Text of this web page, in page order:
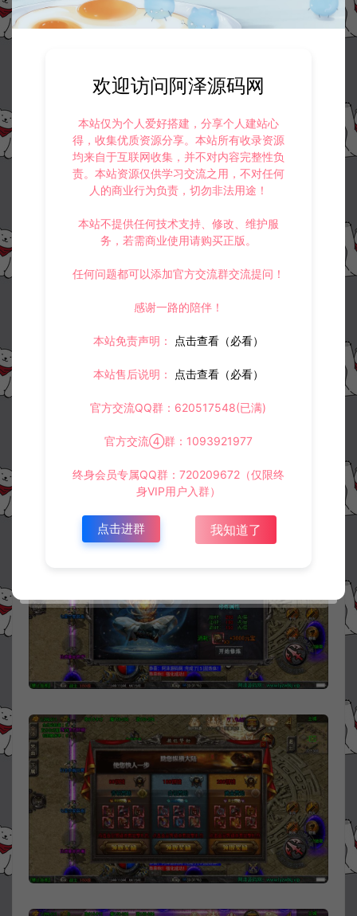
欢迎访问阿泽源码网
本站仅为个人爱好搭建，分享个人建站心
得，收集优质资源分享。本站所有收录资源
均来自于互联网收集，并不对内容完整性负
责。本站资源仅供学习交流之用，不对任何
人的商业行为负责，切勿非法用途！
本站不提供任何技术支持、修改、维护服
务，若需商业使用请购买正版。
任何问题都可以添加官方交流群交流提问！
感谢一路的陪伴！
本站免责声明： 点击查看（必看）
本站售后说明： 点击查看（必看）
官方交流QQ群：620517548(已满)
官方交流④群：1093921977
终身会员专属QQ群：720209672（仅限终
身VIP用户入群）
点击进群 我知道了